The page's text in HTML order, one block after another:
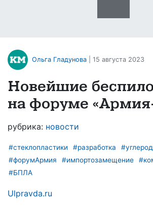
Ольга Гладунова | 15 августа 2023
Новейшие
на форуме
рубрика: новости
#стеклопластики #разработка
#форумАрмия
#импортозамещение
#БПЛА
Ulpravda.ru